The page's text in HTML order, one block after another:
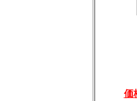
価